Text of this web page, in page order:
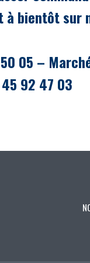
bientôt sur
05 –
92 47 03